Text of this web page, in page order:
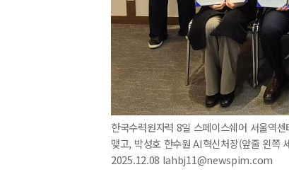
한국수력원자력 8일 스페이스쉐어 서울역
맺고, 박성호 한수원 AI혁신처장(앞줄 왼쪽
2025.12.08 lahbj11@newspim.com